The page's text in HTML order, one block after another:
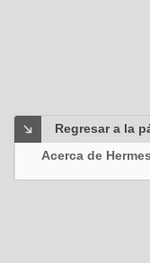
Regresar a la
Acerca de